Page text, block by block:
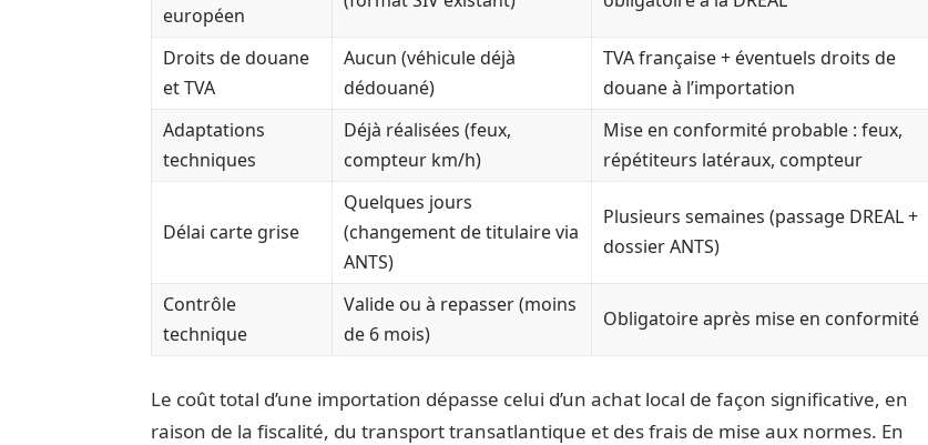
européen
Droits de douane
et TVA
Aucun (véhicule déjà
dédouané)
TVA française + éventuels droits de
douane à l’importation
Adaptations
techniques
Déjà réalisées (feux,
compteur km/h)
Mise en conformité probable : feux,
répétiteurs latéraux, compteur
Délai carte grise
Quelques jours
(changement de titulaire via
ANTS)
Plusieurs semaines (passage DREAL +
dossier ANTS)
Contrôle
technique
Valide ou à repasser (moins
de 6 mois)
Obligatoire après mise en conformité
Le coût total d’une importation dépasse celui d’un achat local de façon significative, en
raison de la fiscalité, du transport transatlantique et des frais de mise aux normes. En